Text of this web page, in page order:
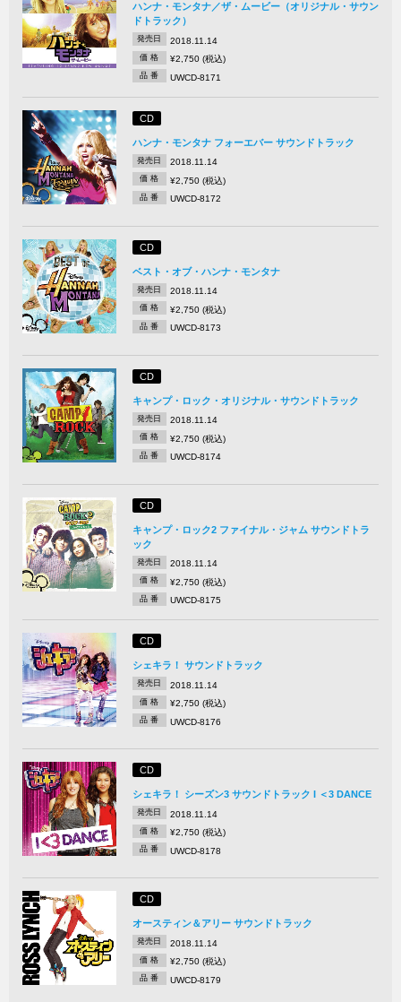
ハンナ・モンタナ／ザ・ムービー（オリジナル・サウン
ドトラック）
発売日 2018.11.14
価 格 ¥2,750 (税込)
品 番 UWCD-8171
CD
ハンナ・モンタナ フォーエバー サウンドトラック
発売日 2018.11.14
価 格 ¥2,750 (税込)
品 番 UWCD-8172
CD
ベスト・オブ・ハンナ・モンタナ
発売日 2018.11.14
価 格 ¥2,750 (税込)
品 番 UWCD-8173
CD
キャンプ・ロック・オリジナル・サウンドトラック
発売日 2018.11.14
価 格 ¥2,750 (税込)
品 番 UWCD-8174
CD
キャンプ・ロック2 ファイナル・ジャム サウンドトラ
ック
発売日 2018.11.14
価 格 ¥2,750 (税込)
品 番 UWCD-8175
CD
シェキラ！ サウンドトラック
発売日 2018.11.14
価 格 ¥2,750 (税込)
品 番 UWCD-8176
CD
シェキラ！ シーズン3 サウンドトラック I ＜3 DANCE
発売日 2018.11.14
価 格 ¥2,750 (税込)
品 番 UWCD-8178
CD
オースティン＆アリー サウンドトラック
発売日 2018.11.14
価 格 ¥2,750 (税込)
品 番 UWCD-8179